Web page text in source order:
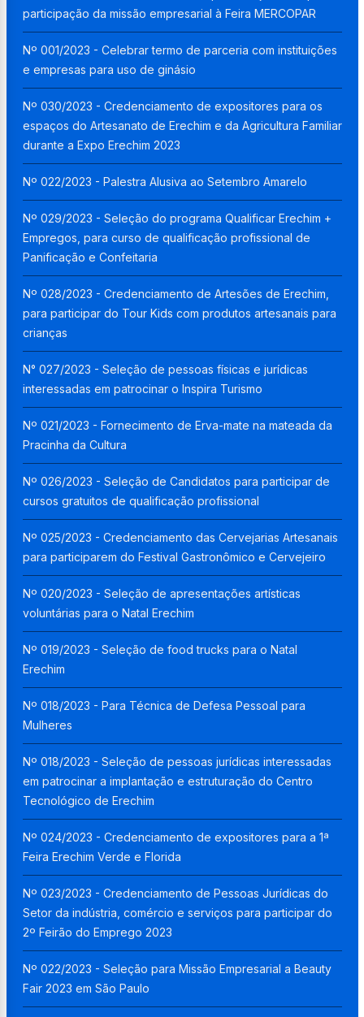
participação da missão empresarial à Feira MERCOPAR
Nº 001/2023 - Celebrar termo de parceria com instituições
e empresas para uso de ginásio
Nº 030/2023 - Credenciamento de expositores para os
espaços do Artesanato de Erechim e da Agricultura Familiar
durante a Expo Erechim 2023
Nº 022/2023 - Palestra Alusiva ao Setembro Amarelo
Nº 029/2023 - Seleção do programa Qualificar Erechim +
Empregos, para curso de qualificação profissional de
Panificação e Confeitaria
Nº 028/2023 - Credenciamento de Artesões de Erechim,
para participar do Tour Kids com produtos artesanais para
crianças
N° 027/2023 - Seleção de pessoas físicas e jurídicas
interessadas em patrocinar o Inspira Turismo
Nº 021/2023 - Fornecimento de Erva-mate na mateada da
Pracinha da Cultura
Nº 026/2023 - Seleção de Candidatos para participar de
cursos gratuitos de qualificação profissional
Nº 025/2023 - Credenciamento das Cervejarias Artesanais
para participarem do Festival Gastronômico e Cervejeiro
Nº 020/2023 - Seleção de apresentações artísticas
voluntárias para o Natal Erechim
Nº 019/2023 - Seleção de food trucks para o Natal
Erechim
Nº 018/2023 - Para Técnica de Defesa Pessoal para
Mulheres
Nº 018/2023 - Seleção de pessoas jurídicas interessadas
em patrocinar a implantação e estruturação do Centro
Tecnológico de Erechim
Nº 024/2023 - Credenciamento de expositores para a 1ª
Feira Erechim Verde e Florida
Nº 023/2023 - Credenciamento de Pessoas Jurídicas do
Setor da indústria, comércio e serviços para participar do
2º Feirão do Emprego 2023
Nº 022/2023 - Seleção para Missão Empresarial a Beauty
Fair 2023 em São Paulo